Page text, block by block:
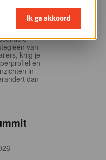
out
om het
volledig te
van
krijg je
en
in
dan
Ik ga akkoord